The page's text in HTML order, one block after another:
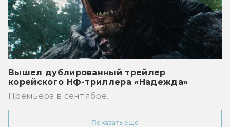
Вышел дублированный трейлер
корейского НФ-триллера «Надежда»
Премьера в сентябре.
Показать ещё